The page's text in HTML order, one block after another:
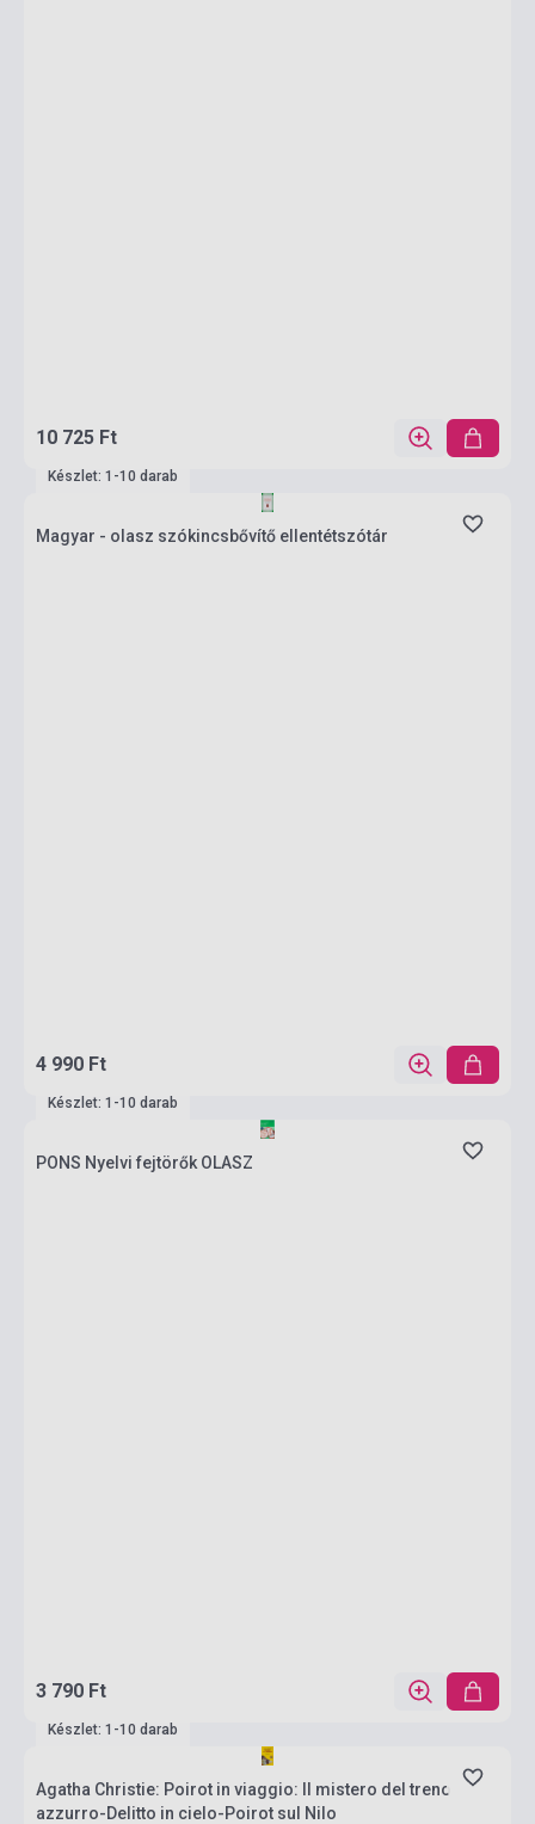
10 725 Ft
Készlet: 1-10 darab
Magyar - olasz szókincsbővítő ellentétszótár
4 990 Ft
Készlet: 1-10 darab
PONS Nyelvi fejtörők OLASZ
3 790 Ft
Készlet: 1-10 darab
Agatha Christie: Poirot in viaggio: Il mistero del treno
azzurro-Delitto in cielo-Poirot sul Nilo